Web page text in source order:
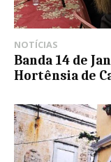
NOTÍCIAS
Banda 14 de
Hortênsia de